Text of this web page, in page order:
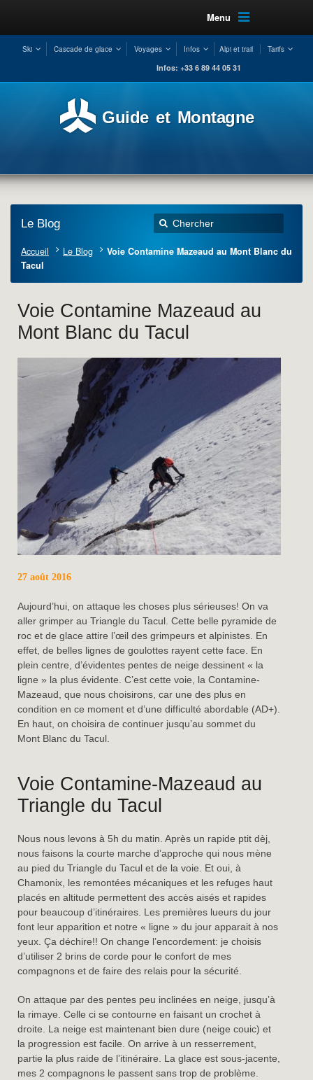
Menu
Ski Cascade de glace Voyages Infos Alpi et trail Tarifs
Infos: +33 6 89 44 05 31
Guide et Montagne
Le Blog
Accueil Le Blog
Voie Contamine Mazeaud au Mont Blanc du
Tacul
Voie Contamine Mazeaud au
Mont Blanc du Tacul
27 août 2016
Aujourd’hui, on attaque les choses plus sérieuses! On va
aller grimper au Triangle du Tacul. Cette belle pyramide de
roc et de glace attire l’œil des grimpeurs et alpinistes. En
effet, de belles lignes de goulottes rayent cette face. En
plein centre, d’évidentes pentes de neige dessinent « la
ligne » la plus évidente. C’est cette voie, la Contamine-
Mazeaud, que nous choisirons, car une des plus en
condition en ce moment et d’une difficulté abordable (AD+).
En haut, on choisira de continuer jusqu’au sommet du
Mont Blanc du Tacul.
Voie Contamine-Mazeaud au
Triangle du Tacul
Nous nous levons à 5h du matin. Après un rapide ptit dèj,
nous faisons la courte marche d’approche qui nous mène
au pied du Triangle du Tacul et de la voie. Et oui, à
Chamonix, les remontées mécaniques et les refuges haut
placés en altitude permettent des accès aisés et rapides
pour beaucoup d’itinéraires. Les premières lueurs du jour
font leur apparition et notre « ligne » du jour apparait à nos
yeux. Ça déchire!! On change l’encordement: je choisis
d’utiliser 2 brins de corde pour le confort de mes
compagnons et de faire des relais pour la sécurité.
On attaque par des pentes peu inclinées en neige, jusqu’à
la rimaye. Celle ci se contourne en faisant un crochet à
droite. La neige est maintenant bien dure (neige couic) et
la progression est facile. On arrive à un resserrement,
partie la plus raide de l’itinéraire. La glace est sous-jacente,
mes 2 compagnons le passent sans trop de problème.